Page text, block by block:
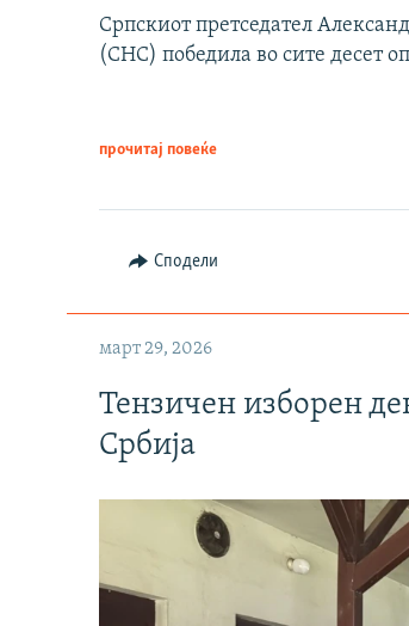
Српскиот претседател
(СНС) победила во сите десет
прочитај повеќе
Сподели
март 29, 2026
Тензичен изборен
Србија